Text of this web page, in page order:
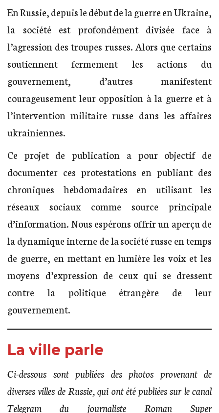
En Russie, depuis le début de la guerre en Ukraine,
la société est profondément divisée face à
l’agression des troupes russes. Alors que certains
soutiennent fermement les actions du
gouvernement, d’autres manifestent
courageusement leur opposition à la guerre et à
l’intervention militaire russe dans les affaires
ukrainiennes.
Ce projet de publication a pour objectif de
documenter ces protestations en publiant des
chroniques hebdomadaires en utilisant les
réseaux sociaux comme source principale
d’information. Nous espérons offrir un aperçu de
la dynamique interne de la société russe en temps
de guerre, en mettant en lumière les voix et les
moyens d’expression de ceux qui se dressent
contre la politique étrangère de leur
gouvernement.
La ville parle
Ci-dessous sont publiées des photos provenant de
diverses villes de Russie, qui ont été publiées sur le canal
Telegram du journaliste Roman Super